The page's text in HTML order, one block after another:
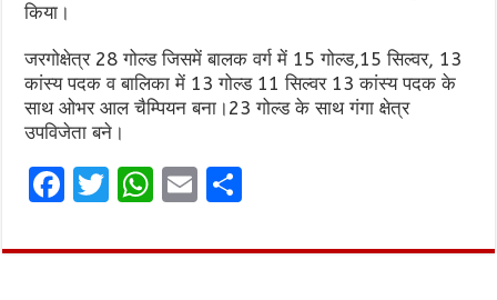
किया।
जरगोक्षेत्र 28 गोल्ड जिसमें बालक वर्ग में 15 गोल्ड,15 सिल्वर, 13
कांस्य पदक व बालिका में 13 गोल्ड 11 सिल्वर 13 कांस्य पदक के
साथ ओभर आल चैम्पियन बना।23 गोल्ड के साथ गंगा क्षेत्र
उपविजेता बने।
F
ce
T
it
W
at
E
ai ar